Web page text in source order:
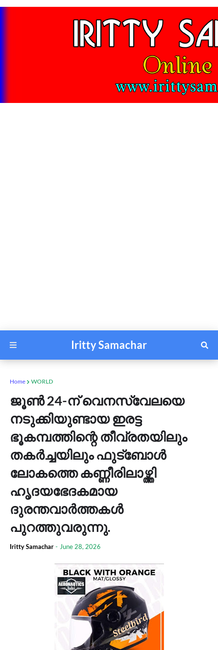
Iritty Samachar
Home WORLD
ജൂണ്‍ 24-ന് വെനസ്വേലയെ
നടുക്കിയുണ്ടായ ഇരട്ട
ഭൂകമ്പത്തിന്റെ തീവ്രതയിലും
തകര്‍ച്ചയിലും ഫുട്‌ബോള്‍
ലോകത്തെ കണ്ണീരിലാഴ്ത്തി
ഹൃദയഭേദകമായ
ദുരന്തവാര്‍ത്തകള്‍
പുറത്തുവരുന്നു.
Iritty Samachar - June 28, 2026